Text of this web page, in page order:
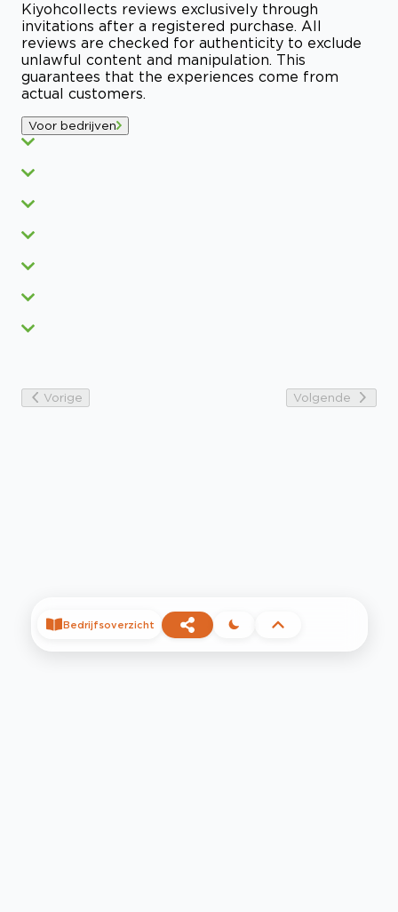
Kiyohcollects reviews exclusively through
invitations after a registered purchase. All
reviews are checked for authenticity to exclude
unlawful content and manipulation. This
guarantees that the experiences come from
actual customers.
Voor bedrijven
Vorige Volgende
Bedrijfsoverzicht